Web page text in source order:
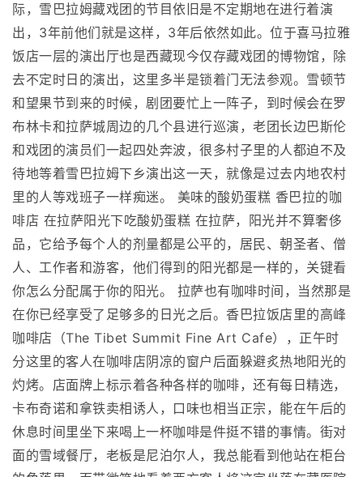
际，雪巴拉姆藏戏团的节目依旧是不定期地在进行着演
出，3年前他们就是这样，3年后依然如此。位于喜马拉雅
饭店一层的演出厅也是西藏现今仅存藏戏团的博物馆，除
去不定时日的演出，这里多半是锁着门无法参观。雪顿节
和望果节到来的时候，剧团要忙上一阵子，到时候会在罗
布林卡和拉萨城周边的几个县进行巡演，老团长边巴斯伦
和戏团的演员们一起四处奔波，很多村子里的人都迫不及
待地等着雪巴拉姆下乡演出这一天，就像是过去内地农村
里的人等戏班子一样痴迷。 美味的酸奶蛋糕 香巴拉的咖
啡店 在拉萨阳光下吃酸奶蛋糕 在拉萨，阳光并不算奢侈
品，它给予每个人的剂量都是公平的，居民、朝圣者、僧
人、工作者和游客，他们得到的阳光都是一样的，关键看
你怎么分配属于你的阳光。 拉萨也有咖啡时间，当然那是
在你已经享受了足够多的日光之后。香巴拉饭店里的高峰
咖啡店（The Tibet Summit Fine Art Cafe），正午时
分这里的客人在咖啡店阴凉的窗户后面躲避炙热地阳光的
灼烤。店面牌上标示着各种各样的咖啡，还有每日精选，
卡布奇诺和拿铁卖相诱人，口味也相当正宗，能在午后的
休息时间里坐下来喝上一杯咖啡是件挺不错的事情。街对
面的雪域餐厅，老板是尼泊尔人，我总能看到他站在柜台